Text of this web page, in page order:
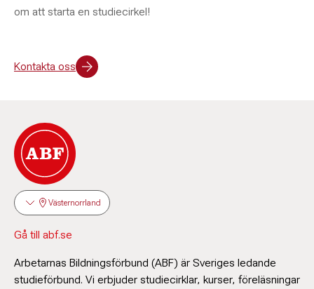
om att starta en studiecirkel!
Kontakta oss
Västernorrland
Gå till abf.se
Arbetarnas Bildningsförbund (ABF) är Sveriges ledande
studieförbund. Vi erbjuder studiecirklar, kurser, föreläsningar